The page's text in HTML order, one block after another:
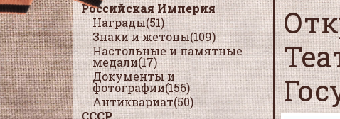
Российская Империя
Награды(51)
Знаки и жетоны(109)
Настольные и памятные
медали(17)
Документы и
фотографии(156)
Антиквариат(50)
СССР